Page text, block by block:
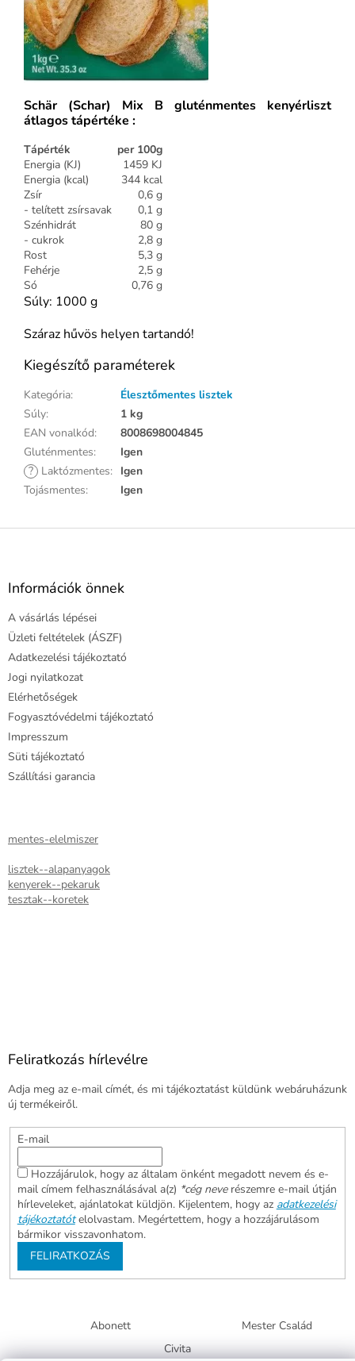
Schär (Schar) Mix B gluténmentes kenyérliszt
átlagos tápértéke :
Tápérték
per 100g
Energia (KJ)
1459 KJ
Energia (kcal)
344 kcal
Zsír
0,6 g
- telített zsírsavak
0,1 g
Szénhidrát
80 g
- cukrok
2,8 g
Rost
5,3 g
Fehérje
2,5 g
Só
0,76 g
Súly: 1000 g
Száraz hűvös helyen tartandó!
Kiegészítő paraméterek
Kategória:
Élesztőmentes lisztek
Súly:
1 kg
EAN vonalkód:
8008698004845
Gluténmentes:
Igen
? Laktózmentes: Igen
Tojásmentes: Igen
L
Információk önnek
A vásárlás lépései
Üzleti feltételek (ÁSZF)
Adatkezelési tájékoztató
Jogi nyilatkozat
Elérhetőségek
Fogyasztóvédelmi tájékoztató
Impresszum
Süti tájékoztató
Szállítási garancia
mentes-elelmiszer
lisztek--alapanyagok
kenyerek--pekaruk
tesztak--koretek
Feliratkozás hírlevélre
Adja meg az e-mail címét, és mi tájékoztatást küldünk webáruházunk
új termékeiről.
E-mail
Hozzájárulok, hogy az általam önként megadott nevem és e-
mail címem felhasználásával a(z) *cég neverészemre e-mail útján
hírleveleket, ajánlatokat küldjön. Kijelentem, hogy az adatkezelési
tájékoztatót elolvastam. Megértettem, hogy a hozzájárulásom
bármikor visszavonhatom.
FELIRATKOZÁS
Abonett
Mester Család
Civita